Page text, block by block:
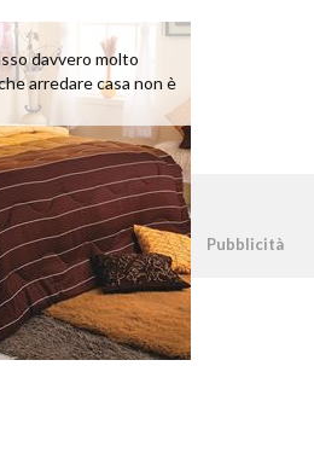
davvero molto
arredare casa non è
03338800984 Pubblicità